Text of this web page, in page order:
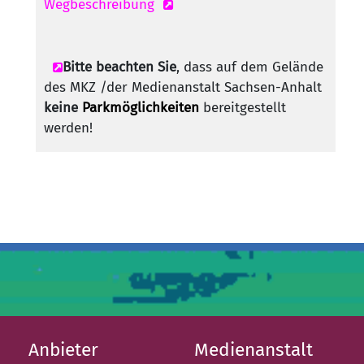
Wegbeschreibung
Bitte beachten Sie, dass auf dem Gelände
des MKZ /der Medienanstalt Sachsen-Anhalt
keine Parkmöglichkeiten bereitgestellt
werden!
Anbieter Medienanstalt